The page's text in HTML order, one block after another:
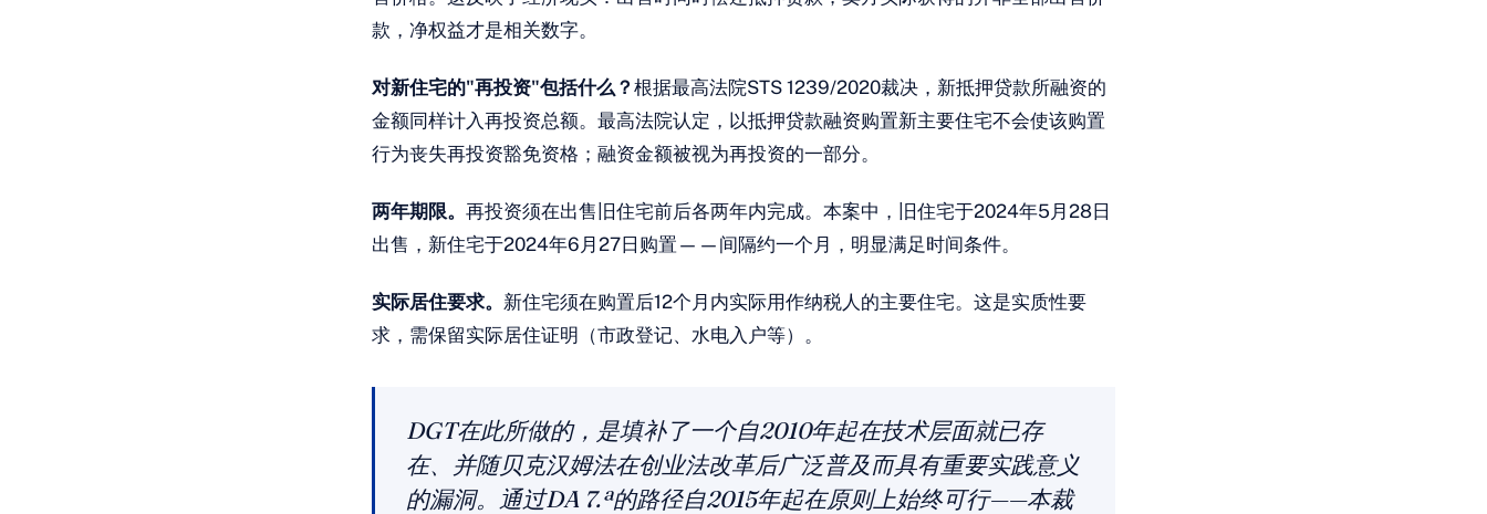
款，净权益才是相关数字。
对新住宅的"再投资"包括什么？ 根据最高法院STS 1239/2020裁决，新抵押贷款所融资的
金额同样计入再投资总额。最高法院认定，以抵押贷款融资购置新主要住宅不会使该购置
行为丧失再投资豁免资格；融资金额被视为再投资的一部分。
两年期限。 再投资须在出售旧住宅前后各两年内完成。本案中，旧住宅于2024年5月28日
出售，新住宅于2024年6月27日购置——间隔约一个月，明显满足时间条件。
实际居住要求。 新住宅须在购置后12个月内实际用作纳税人的主要住宅。这是实质性要
求，需保留实际居住证明（市政登记、水电入户等）。
DGT在此所做的，是填补了一个自2010年起在技术层面就已存
在、并随贝克汉姆法在创业法改革后广泛普及而具有重要实践意义
的漏洞。通过DA 7.ª的路径自2015年起在原则上始终可行——本裁